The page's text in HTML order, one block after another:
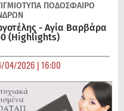
ΠΟΔΌΣΦΑΙΡΟ
- Αγία Βαρβάρα
(Highlights)
04/2026 | 16:00